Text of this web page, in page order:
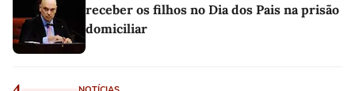
receber os filhos no Dia dos Pais na prisão
domiciliar